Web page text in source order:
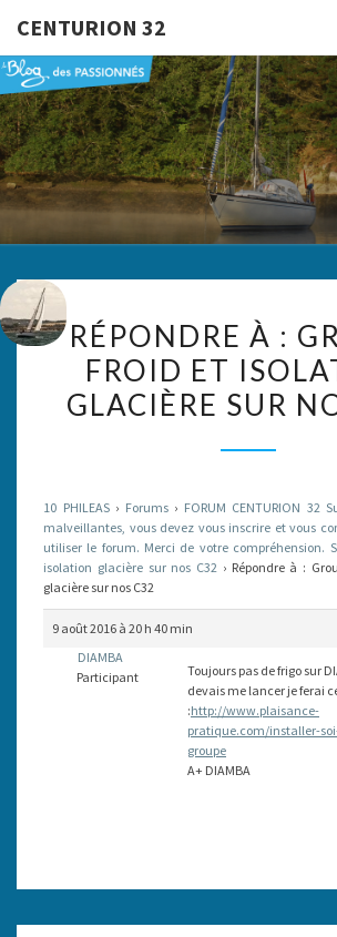
CENTURION 32
Le Blog
Des
À :
GROUPE
FROID
SUR
NOS
RÉPONDRE À :
FROID ET
GLACIÈRE SUR
10 PHILEAS › Forums › FORUM CENTURION 32
malveillantes, vous devez vous inscrire et vous
utiliser le forum. Merci de votre compréhension.
isolation glacière sur nos C32 › Répondre à :
glacière sur nos C32
9 août 2016 à 20 h 40 min
DIAMBA
Participant
Toujours pas de frigo sur
devais me lancer je ferai
:http://www.plaisance-
pratique.com/installer-
groupe
A+ DIAMBA